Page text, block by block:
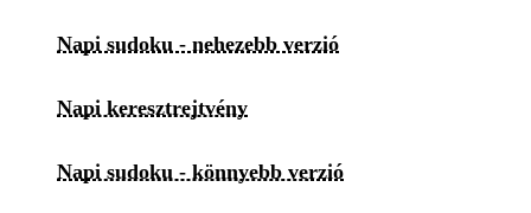
Napi sudoku - nehezebb verzió
Napi keresztrejtvény
Napi sudoku - könnyebb verzió